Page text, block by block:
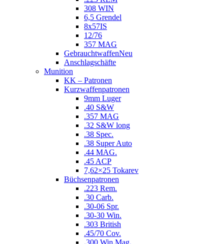
308 WIN
6,5 Grendel
8x57IS
12/76
357 MAG
GebrauchtwaffenNeu
Anschlagschäfte
Munition
KK – Patronen
Kurzwaffenpatronen
9mm Luger
.40 S&W
.357 MAG
.32 S&W long
.38 Spec.
.38 Super Auto
.44 MAG.
.45 ACP
7,62×25 Tokarev
Büchsenpatronen
.223 Rem.
.30 Carb.
.30-06 Spr.
.30-30 Win.
.303 British
.45/70 Cov.